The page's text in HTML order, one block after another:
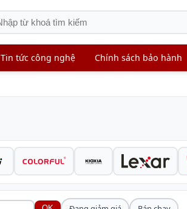
Tin tức công nghệ Chính sách bảo hành